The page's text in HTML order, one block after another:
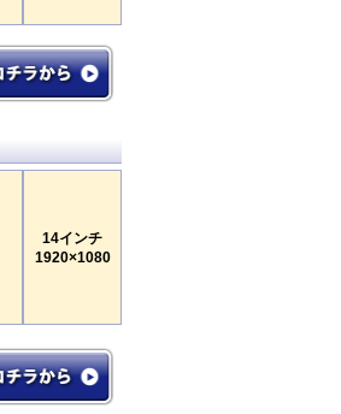
14インチ
1920×1080